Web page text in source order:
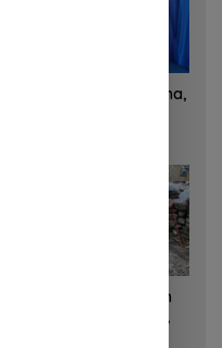
Sinergi Kementrans-Aruna,
Satgas Bakti TNI Bangun
Jembatan Beton di Nias,